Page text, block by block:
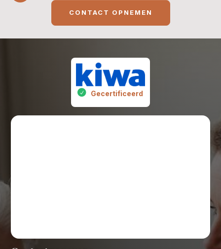
CONTACT OPNEMEN
Gecertificeerd